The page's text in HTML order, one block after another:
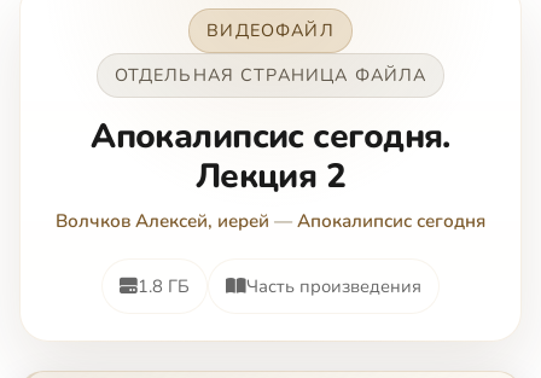
ВИДЕОФАЙЛ
ОТДЕЛЬНАЯ СТРАНИЦА ФАЙЛА
Апокалипсис сегодня.
Лекция 2
Волчков Алексей, иерей — Апокалипсис сегодня
1.8 ГБ Часть произведения